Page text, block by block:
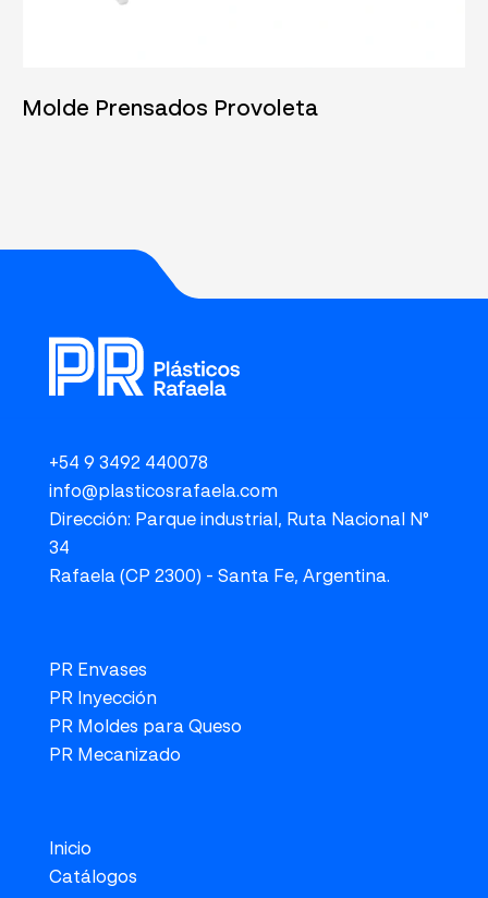
Molde Prensados Provoleta
+54 9 3492 440078
info@plasticosrafaela.com
Dirección: Parque industrial, Ruta Nacional N°
34
Rafaela (CP 2300) - Santa Fe, Argentina.
PR Envases
PR Inyección
PR Moldes para Queso
PR Mecanizado
Inicio
Catálogos